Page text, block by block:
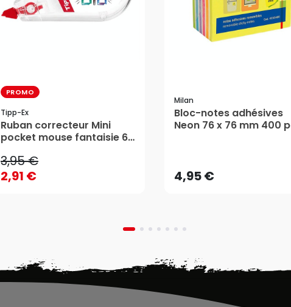
PROMO
Tipp-Ex
Ruban correcteur Mini
pocket mouse fantaisie 6
3,95 €
2,91 €
3,95 €
2,91 €
AJOUTER AU PANIER
Milan
Bloc-notes adhésives
Neon 76 x 76 mm 400
4,95 €AJOUTER AU PANIER